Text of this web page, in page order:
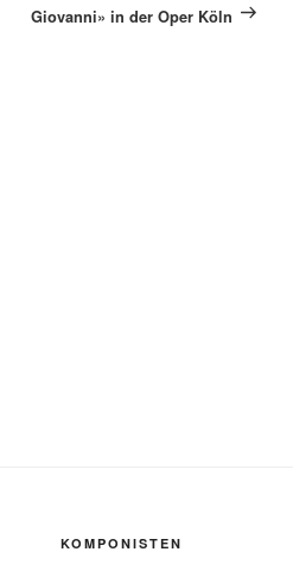
Giovanni» in der Oper Köln
KOMPONISTEN